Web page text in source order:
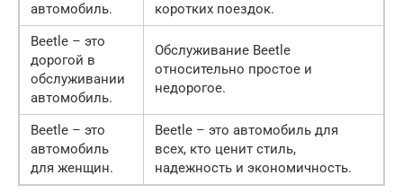
автомобиль.
коротких поездок.
Beetle – это
дорогой в
обслуживании
автомобиль.
Обслуживание Beetle
относительно простое и
недорогое.
Beetle – это
автомобиль
для женщин.
Beetle – это автомобиль для
всех, кто ценит стиль,
надежность и экономичность.